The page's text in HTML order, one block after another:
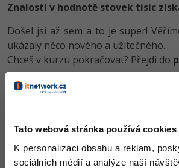
Tato webová stránka používá cookies
K personalizaci obsahu a reklam,
sociálních médií a analýze naší
Digitální gramotnost
Marketing -30%
WordPress
UX
Business
-80%
Adobe Illustrator -80%
Adobe Lightroom -30%
Adobe InDesign -25%
Adobe After Effects
Blog
Kariéra
Pro firmy
Znalosti v hodnotě stovek tisíc
Došel jsi až sem a to je super!
ukázaly něco nového a užitečného.
Chceš v kurzu pokračovat? Přejdi do
Co od nás v dalších lekcích